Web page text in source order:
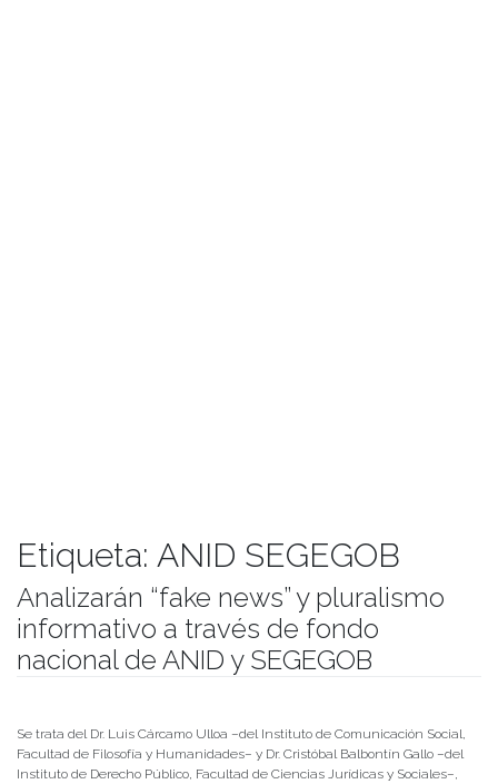
Etiqueta: ANID SEGEGOB
Analizarán “fake news” y pluralismo
informativo a través de fondo
nacional de ANID y SEGEGOB
Se trata del Dr. Luis Cárcamo Ulloa –del Instituto de Comunicación Social,
Facultad de Filosofía y Humanidades– y Dr. Cristóbal Balbontín Gallo –del
Instituto de Derecho Público, Facultad de Ciencias Jurídicas y Sociales–,